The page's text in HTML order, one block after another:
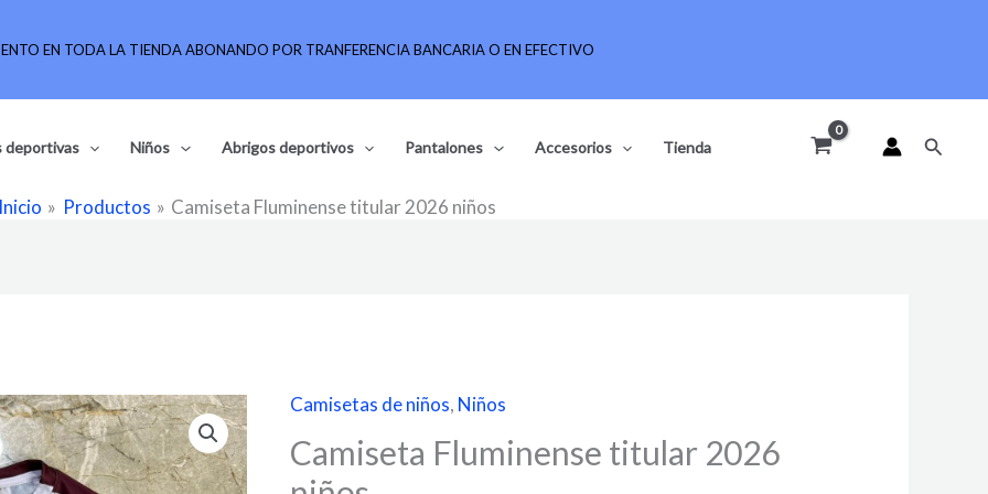
EN TODA LA TIENDA ABONANDO POR TRANFERENCIA BANCARIA O EN EFECTIVO
deportivas Niños Abrigos deportivos Pantalones Accesorios Tienda Buscar
Inicio Productos Camiseta Fluminense titular 2026 niños
Camisetas de niños, Niños
Camiseta Fluminense titular 2026
El
precio
original
El
precio
actual
Camiseta
Fluminense
titular